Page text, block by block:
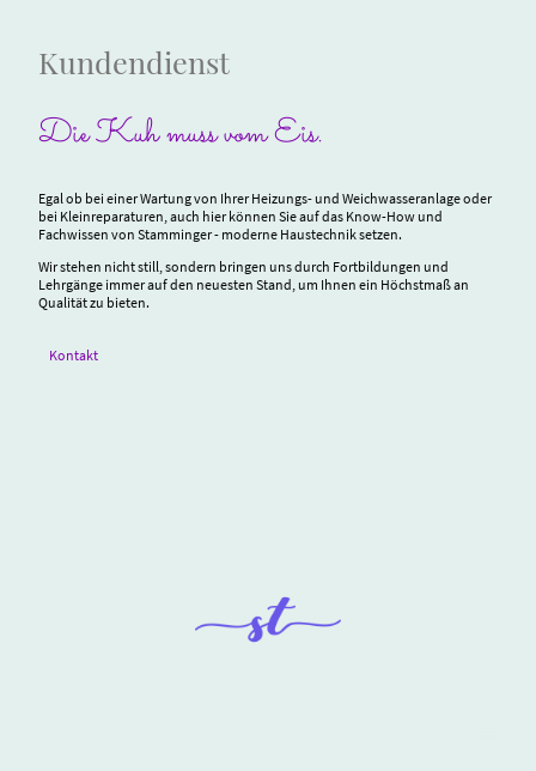
Kundendienst
Die Kuh muss vom Eis.
Egal ob bei einer Wartung von Ihrer Heizungs- und Weichwasseranlage oder
bei Kleinreparaturen, auch hier können Sie auf das Know-How und
Fachwissen von Stamminger - moderne Haustechnik setzen.
Wir stehen nicht still, sondern bringen uns durch Fortbildungen und
Lehrgänge immer auf den neuesten Stand, um Ihnen ein Höchstmaß an
Qualität zu bieten.
Kontakt